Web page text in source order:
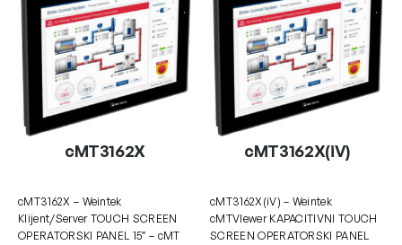
cMT3162X
cMT3162X – Weintek
Klijent/Server TOUCH SCREEN
OPERATORSKI PANEL 15″ – cMT
cMT3162X(iV)
cMT3162X(iV) – Weintek
cMTVIewer KAPACITIVNI TOUCH
SCREEN OPERATORSKI PANEL